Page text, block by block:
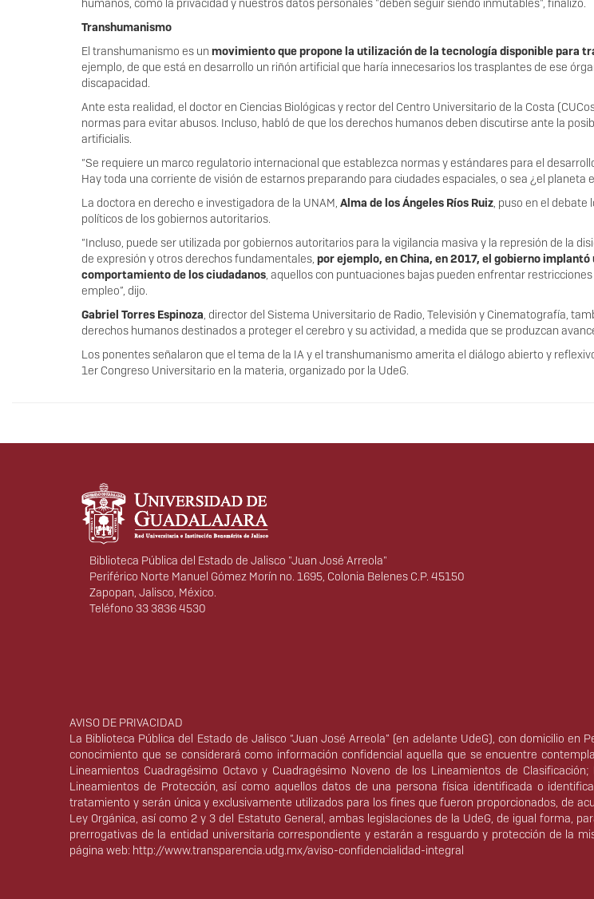
humanos, como la privacidad y nuestros datos personales "deben seguir siendo inmutables", finalizó.
Transhumanismo
El transhumanismo es un movimiento que propone la utilización de la tecnología disponible para
ejemplo, de que está en desarrollo un riñón artificial que haría innecesarios los trasplantes de ese
discapacidad.
Ante esta realidad, el doctor en Ciencias Biológicas y rector del Centro Universitario de la Costa
normas para evitar abusos. Incluso, habló de que los derechos humanos deben discutirse ante la
artificialis.
“Se requiere un marco regulatorio internacional que establezca normas y estándares para el
Hay toda una corriente de visión de estarnos preparando para ciudades espaciales, o sea ¿el planeta
La doctora en derecho e investigadora de la UNAM, Alma de los Ángeles Ríos Ruiz, puso en el debate
políticos de los gobiernos autoritarios.
“Incluso, puede ser utilizada por gobiernos autoritarios para la vigilancia masiva y la represión de la
de expresión y otros derechos fundamentales, por ejemplo, en China, en 2017, el gobierno
comportamiento de los ciudadanos, aquellos con puntuaciones bajas pueden enfrentar
empleo”, dijo.
Gabriel Torres Espinoza, director del Sistema Universitario de Radio, Televisión y Cinematografía,
derechos humanos destinados a proteger el cerebro y su actividad, a medida que se produzcan
Los ponentes señalaron que el tema de la IA y el transhumanismo amerita el diálogo abierto y
1er Congreso Universitario en la materia, organizado por la UdeG.
Información del portal
Biblioteca Pública del Estado de Jalisco "Juan José Arreola"
Periférico Norte Manuel Gómez Morín no. 1695, Colonia Belenes C.P. 45150
Zapopan, Jalisco, México.
Teléfono 33 3836 4530
Derechos
AVISO DE PRIVACIDAD
La Biblioteca Pública del Estado de Jalisco “Juan José Arreola” (en adelante UdeG), con domicilio
conocimiento que se considerará como información confidencial aquella que se encuentre
Lineamientos Cuadragésimo Octavo y Cuadragésimo Noveno de los Lineamientos de
Lineamientos de Protección, así como aquellos datos de una persona física identificada o
tratamiento y serán única y exclusivamente utilizados para los fines que fueron proporcionados, de
Ley Orgánica, así como 2 y 3 del Estatuto General, ambas legislaciones de la UdeG, de igual forma,
prerrogativas de la entidad universitaria correspondiente y estarán a resguardo y protección de la
página web: http://www.transparencia.udg.mx/aviso-confidencialidad-integral